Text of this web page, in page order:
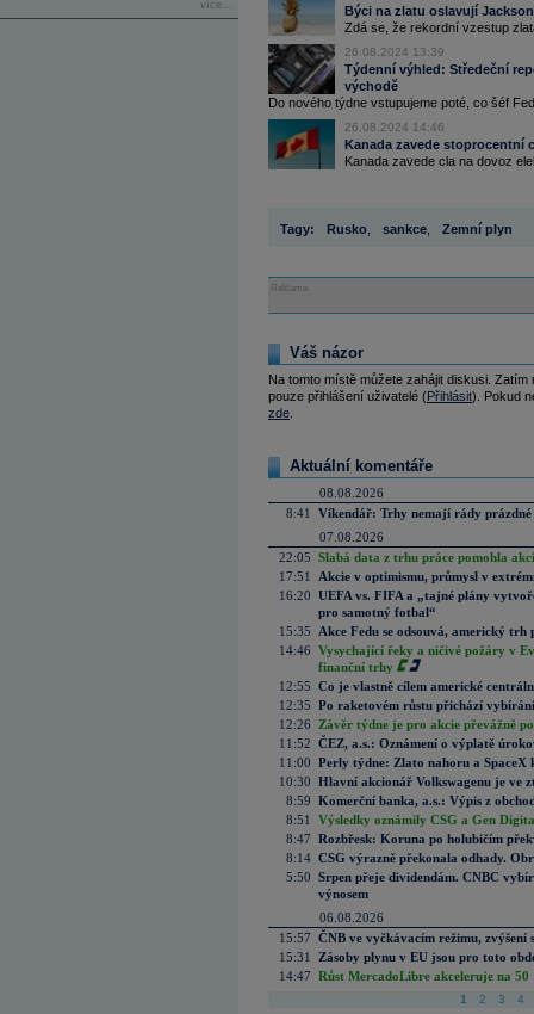
více...
Býci na zlatu oslavují
Zdá se, že rekordní vzestup
26.08.2024 13:39
Týdenní výhled: Středeční
východě
Do nového týdne vstupujeme poté, co šéf
26.08.2024 14:46
Kanada zavede stoprocentní
Kanada zavede cla na dovoz
Tagy: Rusko sankce Zemní plyn
Reklama
Váš názor
Na tomto místě můžete zahájit diskusi.
pouze přihlášení uživatelé (Přihlásit). Pokud
zde
Aktuální komentáře
08.08.2026
8:41
Víkendář: Trhy nemají rády prázdné
07.08.2026
22:05 Slabá data z trhu práce pomohla
17:51
Akcie v optimismu, průmysl v
16:20 UEFA vs. FIFA a „tajné plány
pro samotný fotbal“
15:35
Akce Fedu se odsouvá, americký
14:46 Vysychající řeky a ničivé požáry v
finanční trhy
12:55 Co je vlastně cílem americké
12:35 Po raketovém růstu přichází
12:26
Závěr týdne je pro akcie převážně
11:52 ČEZ, a.s.: Oznámení o výplatě
11:00 Perly týdne: Zlato nahoru a SpaceX
10:30 Hlavní akcionář Volkswagenu je ve
8:59 Komerční banka, a.s.: Výpis z
8:51
Výsledky oznámily CSG a Gen
8:47 Rozbřesk: Koruna po holubičím
8:14 CSG výrazně překonala odhady.
5:50 Srpen přeje dividendám. CNBC
výnosem
06.08.2026
15:57 ČNB ve vyčkávacím režimu, zvýšení
15:31
Zásoby plynu v EU jsou pro toto
14:47 Růst MercadoLibre akceleruje na
1 2 3 4